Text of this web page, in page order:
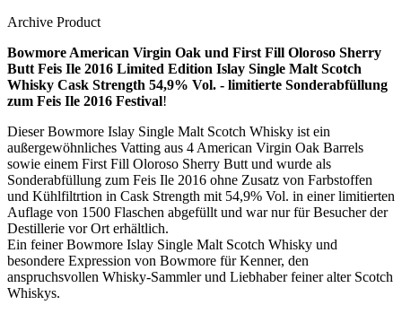
Archive Product
Bowmore American Virgin Oak und First Fill Oloroso Sherry
Butt Feis Ile 2016 Limited Edition Islay Single Malt Scotch
Whisky Cask Strength 54,9% Vol. - limitierte Sonderabfüllung
zum Feis Ile 2016 Festival!
Dieser Bowmore Islay Single Malt Scotch Whisky ist ein
außergewöhnliches Vatting aus 4 American Virgin Oak Barrels
sowie einem First Fill Oloroso Sherry Butt und wurde als
Sonderabfüllung zum Feis Ile 2016 ohne Zusatz von Farbstoffen
und Kühlfiltrtion in Cask Strength mit 54,9% Vol. in einer limitierten
Auflage von 1500 Flaschen abgefüllt und war nur für Besucher der
Destillerie vor Ort erhältlich.
Ein feiner Bowmore Islay Single Malt Scotch Whisky und
besondere Expression von Bowmore für Kenner, den
anspruchsvollen Whisky-Sammler und Liebhaber feiner alter Scotch
Whiskys.